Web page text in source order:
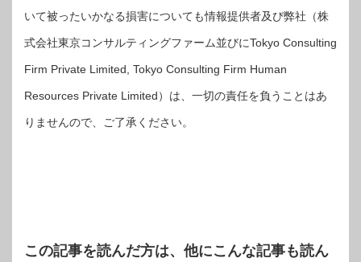
いて被ったいかなる損害についても情報提供者及び弊社（株
式会社東京コンサルティングファーム並びにTokyo Consulting
Firm Private Limited, Tokyo Consulting Firm Human
Resources Private Limited）は、一切の責任を負うことはあ
りませんので、ご了承ください。
この記事を読んだ方は、他にこんな記事も読ん